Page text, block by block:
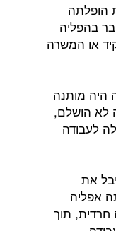
הופלתה
בהפליה
או המשרה
היה מותנה
לא הושלם,
לעבודה
את
אפליה
חרדית, תוך